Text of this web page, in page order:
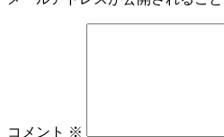
コメント ※